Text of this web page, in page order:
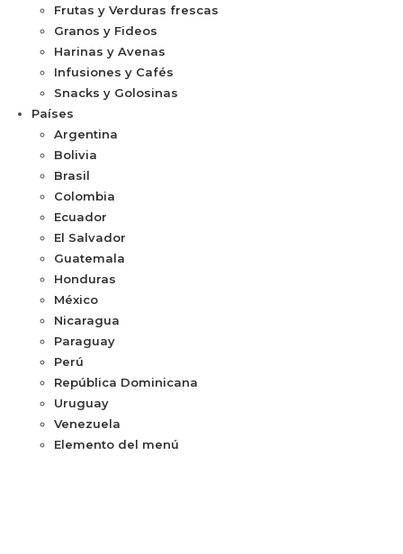
Frutas y Verduras frescas
Granos y Fideos
Harinas y Avenas
Infusiones y Cafés
Snacks y Golosinas
Países
Argentina
Bolivia
Brasil
Colombia
Ecuador
El Salvador
Guatemala
Honduras
México
Nicaragua
Paraguay
Perú
República Dominicana
Uruguay
Venezuela
Elemento del menú